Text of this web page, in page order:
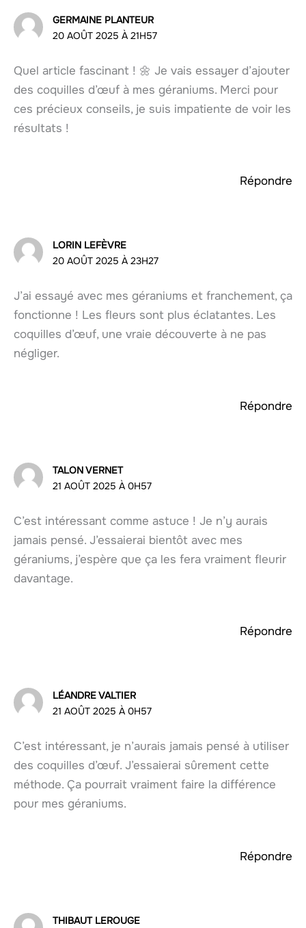
GERMAINE PLANTEUR
20 AOÛT 2025 À 21H57
Quel article fascinant ! 🌼 Je vais essayer d’ajouter
des coquilles d’œuf à mes géraniums. Merci pour
ces précieux conseils, je suis impatiente de voir les
résultats !
Répondre
LORIN LEFÈVRE
20 AOÛT 2025 À 23H27
J’ai essayé avec mes géraniums et franchement, ça
fonctionne ! Les fleurs sont plus éclatantes. Les
coquilles d’œuf, une vraie découverte à ne pas
négliger.
Répondre
TALON VERNET
21 AOÛT 2025 À 0H57
C’est intéressant comme astuce ! Je n’y aurais
jamais pensé. J’essaierai bientôt avec mes
géraniums, j’espère que ça les fera vraiment fleurir
davantage.
Répondre
LÉANDRE VALTIER
21 AOÛT 2025 À 0H57
C’est intéressant, je n’aurais jamais pensé à utiliser
des coquilles d’œuf. J’essaierai sûrement cette
méthode. Ça pourrait vraiment faire la différence
pour mes géraniums.
Répondre
THIBAUT LEROUGE